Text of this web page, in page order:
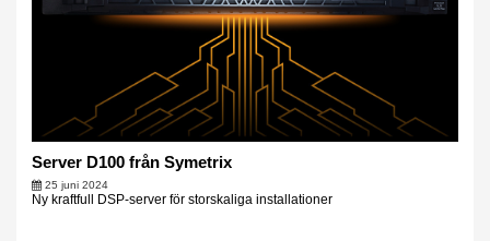
Server D100 från Symetrix
25 juni 2024
Ny kraftfull DSP-server för storskaliga installationer